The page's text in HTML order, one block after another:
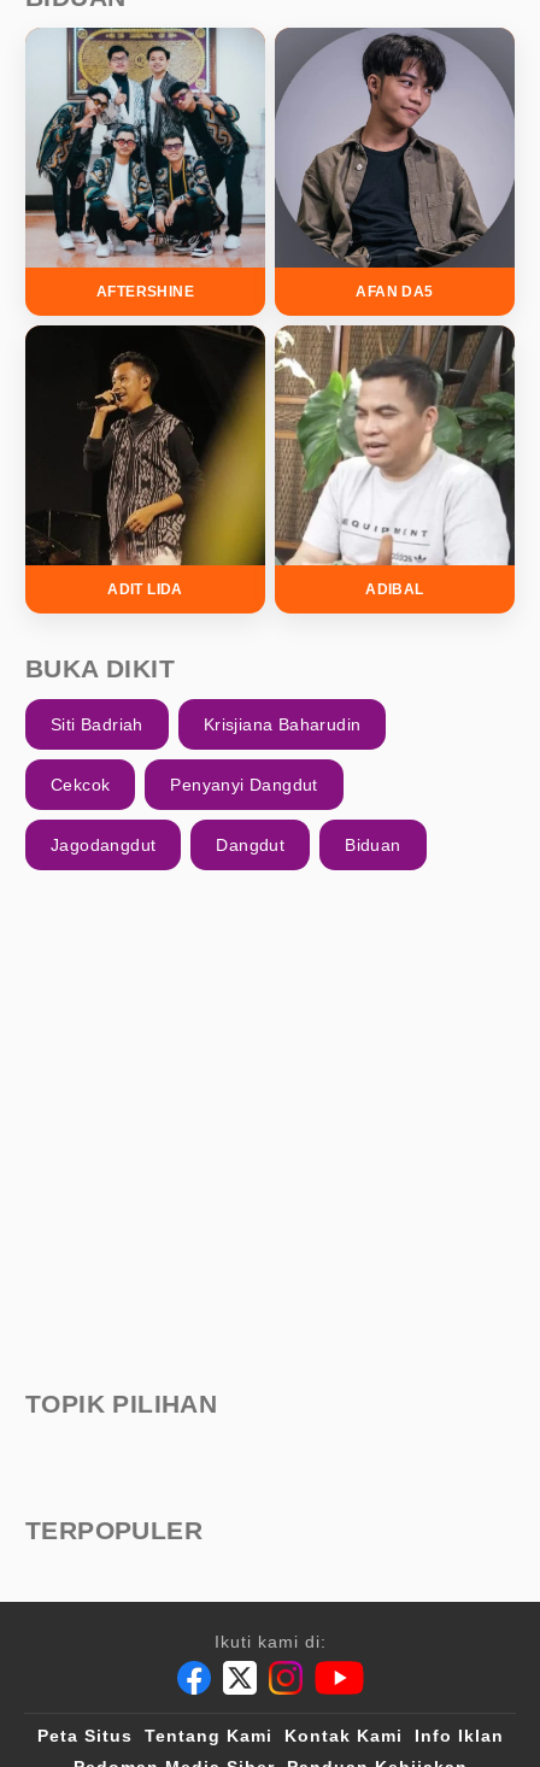
AFTERSHINE AFAN DA5
ADIT LIDA ADIBAL
BUKA DIKIT
Siti Badriah Krisjiana Baharudin
Cekcok Penyanyi Dangdut
Jagodangdut Dangdut Biduan
TOPIK PILIHAN
TERPOPULER
Ikuti kami di:
Peta Situs Tentang Kami Kontak Kami
Info Iklan